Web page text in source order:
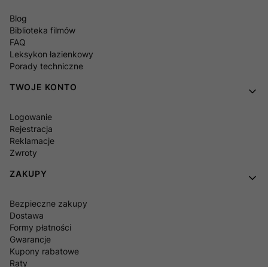
Blog
Biblioteka filmów
FAQ
Leksykon łazienkowy
Porady techniczne
TWOJE KONTO
Logowanie
Rejestracja
Reklamacje
Zwroty
ZAKUPY
Bezpieczne zakupy
Dostawa
Formy płatności
Gwarancje
Kupony rabatowe
Raty